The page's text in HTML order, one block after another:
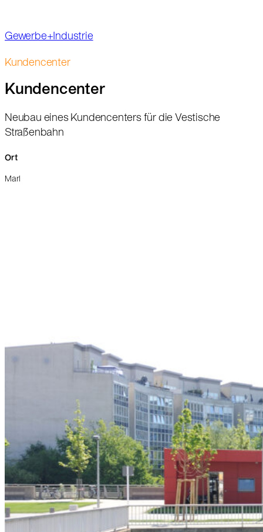
Gewerbe+Industrie
Kundencenter
Kundencenter
Neubau eines Kundencenters für die Vestische
Straßenbahn
Ort
Marl